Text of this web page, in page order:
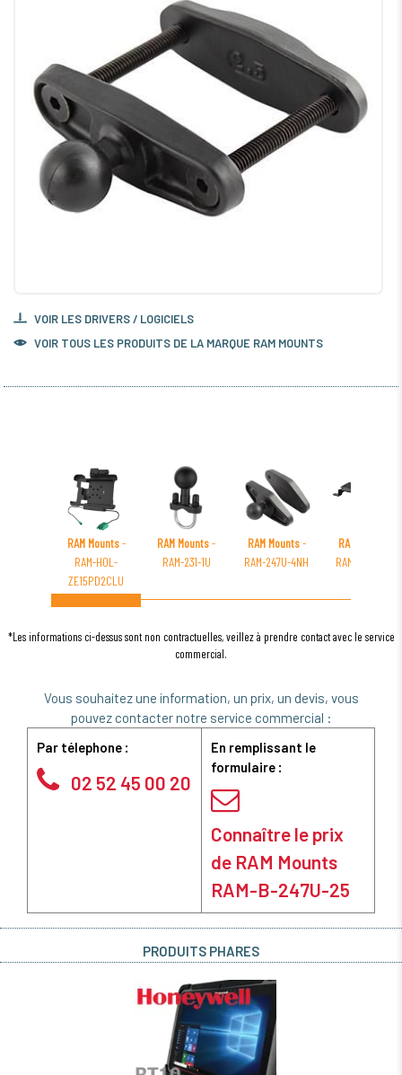
VOIR LES DRIVERS / LOGICIELS
VOIR TOUS LES PRODUITS DE LA MARQUE RAM MOUNTS
RAM Mounts-
RAM-HOL-
ZE15PD2CLU
RAM Mounts-
RAM-231-1U
RAM Mounts-
RAM-247U-4NH
RAM Mounts
RAM-VB-163NR
*Les informations ci-dessus sont non contractuelles, veillez à prendre contact avec le service
commercial.
Vous souhaitez une information, un prix, un devis, vous
pouvez contacter notre service commercial :
Par télephone :
02 52 45 00 20
En remplissant le
formulaire :
Connaître le prix
de RAM Mounts
RAM-B-247U-25
PRODUITS PHARES